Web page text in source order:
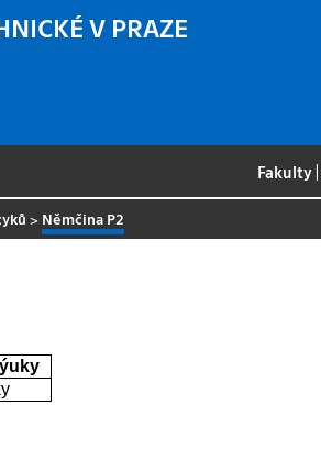
V PRAZE
Fakulty
> Němčina P2